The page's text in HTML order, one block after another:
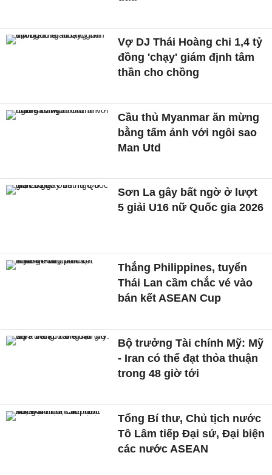
Vợ DJ Thái Hoàng chi 1,4 tỷ
đồng 'chạy' giám định tâm
thần cho chồng
Cầu thủ Myanmar ăn mừng
bằng tấm ảnh với ngôi sao
Man Utd
Sơn La gây bất ngờ ở lượt
5 giải U16 nữ Quốc gia 2026
Thắng Philippines, tuyển
Thái Lan cầm chắc vé vào
bán kết ASEAN Cup
Bộ trưởng Tài chính Mỹ: Mỹ
- Iran có thể đạt thỏa thuận
trong 48 giờ tới
Tổng Bí thư, Chủ tịch nước
Tô Lâm tiếp Đại sứ, Đại biện
các nước ASEAN